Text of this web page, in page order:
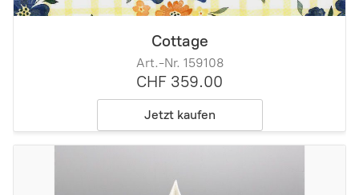
Cottage
Art.-Nr. 159108
CHF 359.00
Jetzt kaufen